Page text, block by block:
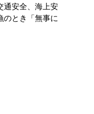
通安全、海上安
のとき「無事に